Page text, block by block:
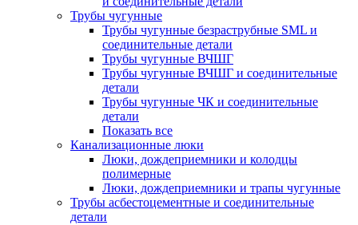
Трубы чугунные
Трубы чугунные безраструбные SML и
соединительные детали
Трубы чугунные ВЧШГ
Трубы чугунные ВЧШГ и соединительные
детали
Трубы чугунные ЧК и соединительные
детали
Показать все
Канализационные люки
Люки, дождеприемники и колодцы
полимерные
Люки, дождеприемники и трапы чугунные
Трубы асбестоцементные и соединительные
детали